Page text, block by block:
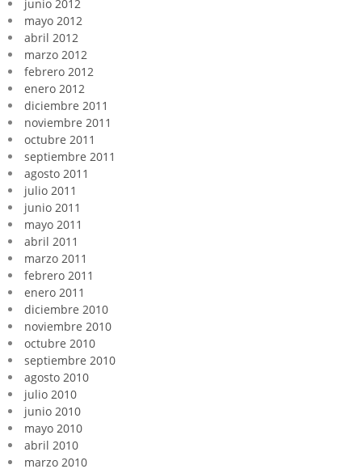
junio 2012
mayo 2012
abril 2012
marzo 2012
febrero 2012
enero 2012
diciembre 2011
noviembre 2011
octubre 2011
septiembre 2011
agosto 2011
julio 2011
junio 2011
mayo 2011
abril 2011
marzo 2011
febrero 2011
enero 2011
diciembre 2010
noviembre 2010
octubre 2010
septiembre 2010
agosto 2010
julio 2010
junio 2010
mayo 2010
abril 2010
marzo 2010